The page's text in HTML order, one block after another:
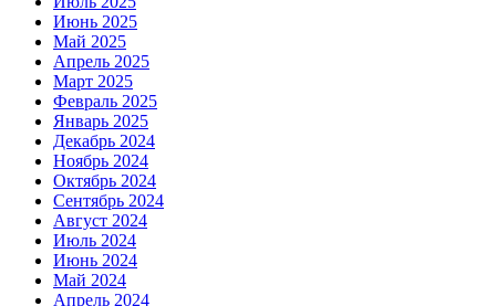
Июнь 2025
Май 2025
Апрель 2025
Март 2025
Февраль 2025
Январь 2025
Декабрь 2024
Ноябрь 2024
Октябрь 2024
Сентябрь 2024
Август 2024
Июль 2024
Июнь 2024
Май 2024
Апрель 2024